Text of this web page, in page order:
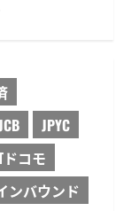
JPYC
ドコモ
ンバウンド